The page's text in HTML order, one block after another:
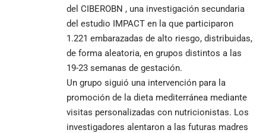
del CIBEROBN , una investigación secundaria
del estudio IMPACT en la que participaron
1.221 embarazadas de alto riesgo, distribuidas,
de forma aleatoria, en grupos distintos a las
19-23 semanas de gestación.
Un grupo siguió una intervención para la
promoción de la dieta mediterránea mediante
visitas personalizadas con nutricionistas. Los
investigadores alentaron a las futuras madres